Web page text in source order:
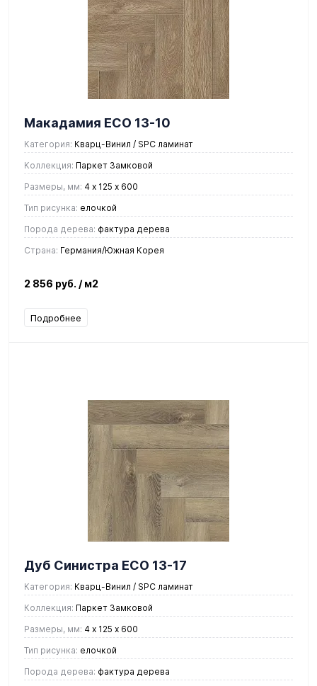
Макадамия ЕСО 13-10
Категория: Кварц-Винил / SPC ламинат
Коллекция: Паркет Замковой
Размеры, мм: 4 х 125 х 600
Тип рисунка: елочкой
Порода дерева: фактура дерева
Страна: Германия/Южная Корея
2 856 руб. / м2
Подробнее
Дуб Синистра ЕСО 13-17
Категория: Кварц-Винил / SPC ламинат
Коллекция: Паркет Замковой
Размеры, мм: 4 х 125 х 600
Тип рисунка: елочкой
Порода дерева: фактура дерева